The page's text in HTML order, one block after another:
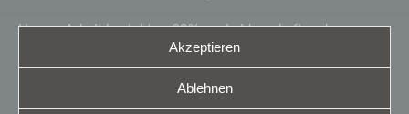
Akzeptieren
Ablehnen
Unsere Arbeit besteht zu 90% aus Leidenschaft und
Begeisterung. Die letzten 10% sind finanzielle Mittel, damit
wir unsere Arbeit gestalten können.